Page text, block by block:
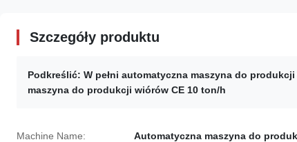
Szczegóły produktu
Podkreślić: W pełni automatyczna maszyna do
maszyna do produkcji wiórów CE 10 ton/h
Machine Name:
Automatyczna maszyna do